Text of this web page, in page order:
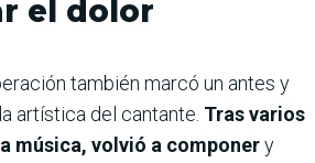
el dolor
también marcó un antes y
artística del cantante. Tras varios
música, volvió a componery